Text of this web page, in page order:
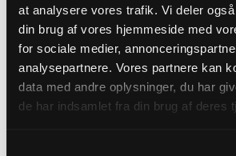
at analysere vores trafik. Vi deler
din brug af vores hjemmeside med
for sociale medier,
analysepartnere. Vores partnere kan
data med andre oplysninger, du har
de har indsamlet fra din brug af deres
Jeg vil som biskop holde fast i,
vigtigste opgaver er det, kirken
Forkyndelse af kristendom, som
Guds virke i vores verden, en
det store og i det nære med håb,